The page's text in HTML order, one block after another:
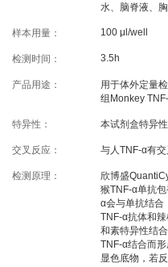
文献引用
技术支持
资源中心
水、脑脊液、
样本用量： 100 μl/well
检测时间： 3.5h
产品用途：
用于体外定量
组Monkey
特异性： 本试剂盒特异
交叉反应： 与人TNF-α有
检测原理：
欣博盛
猴TNF-α单抗
α会与单抗结合
TNF-α抗体和
和素特异性结
TNF-α结合而
显色底物，若